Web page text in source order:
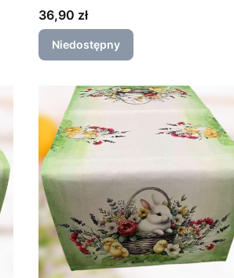
biały zielony i żółty
Cena
36,90 zł
Niedostępny